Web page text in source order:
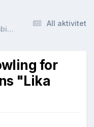
All aktivitet
Michael Moores Bowling for Columbine + Dagens "Lika som bär"
for
"Lika